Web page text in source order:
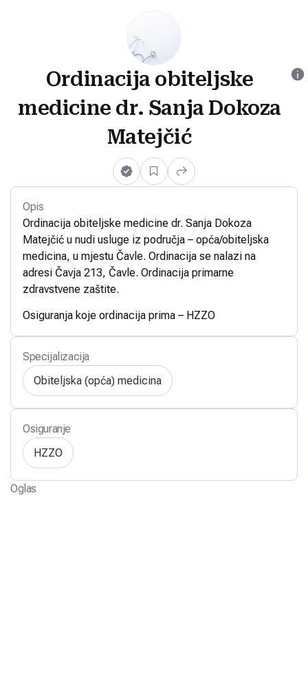
Ordinacija obiteljske
medicine dr. Sanja Dokoza
Matejčić
Opis
Ordinacija obiteljske medicine dr. Sanja Dokoza
Matejčić u nudi usluge iz područja – opća/obiteljska
medicina, u mjestu Čavle. Ordinacija se nalazi na
adresi Čavja 213, Čavle. Ordinacija primarne
zdravstvene zaštite.
Osiguranja koje ordinacija prima – HZZO
Specijalizacija
Obiteljska (opća) medicina
Osiguranje
HZZO
Oglas